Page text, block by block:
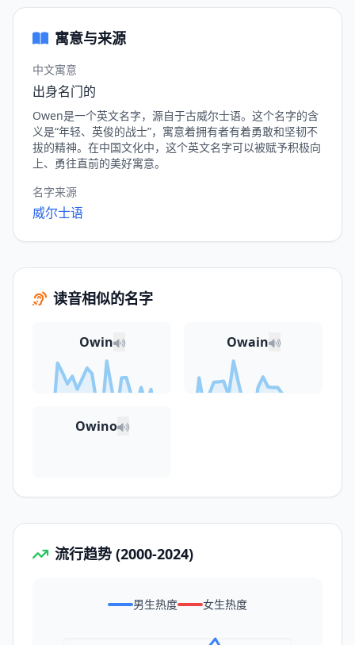
寓意与来源
中文寓意
出身名门的
Owen是一个英文名字，源自于古威尔士语。这个名字的含
义是“年轻、英俊的战士”，寓意着拥有者有着勇敢和坚韧不
拔的精神。在中国文化中，这个英文名字可以被赋予积极向
上、勇往直前的美好寓意。
名字来源
威尔士语
读音相似的名字
Owin Owain
Owino
流行趋势 (2000-2024)
男生热度 女生热度